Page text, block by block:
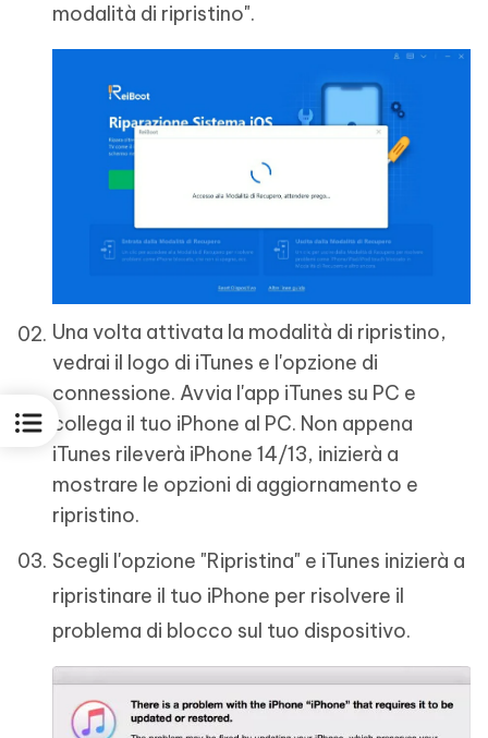
modalità di ripristino".
Una volta attivata la modalità di ripristino,
vedrai il logo di iTunes e l'opzione di
connessione. Avvia l'app iTunes su PC e
collega il tuo iPhone al PC. Non appena
iTunes rileverà iPhone 14/13, inizierà a
mostrare le opzioni di aggiornamento e
ripristino.
Scegli l'opzione "Ripristina" e iTunes inizierà a
ripristinare il tuo iPhone per risolvere il
problema di blocco sul tuo dispositivo.